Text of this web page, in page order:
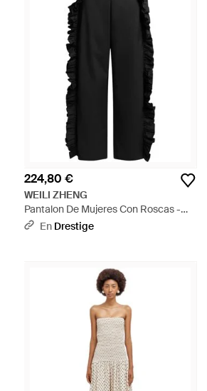
224,80 €
WEILI ZHENG
Pantalon De Mujeres Con Roscas -
Negro
En Drestige